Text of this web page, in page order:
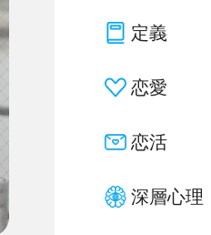
定義
恋愛
恋活
深層心理